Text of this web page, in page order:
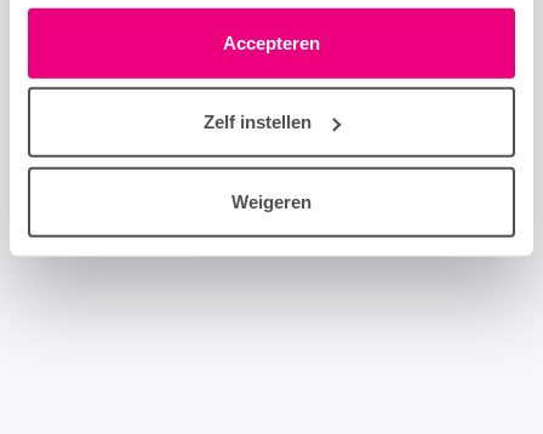
moment wijzigen of intrekken via het cookie-icoontje
linksonder elke pagina. De lijst met partners is te vinden
in het tabblad “details”.
Accepteren
Zelf instellen
Weigeren